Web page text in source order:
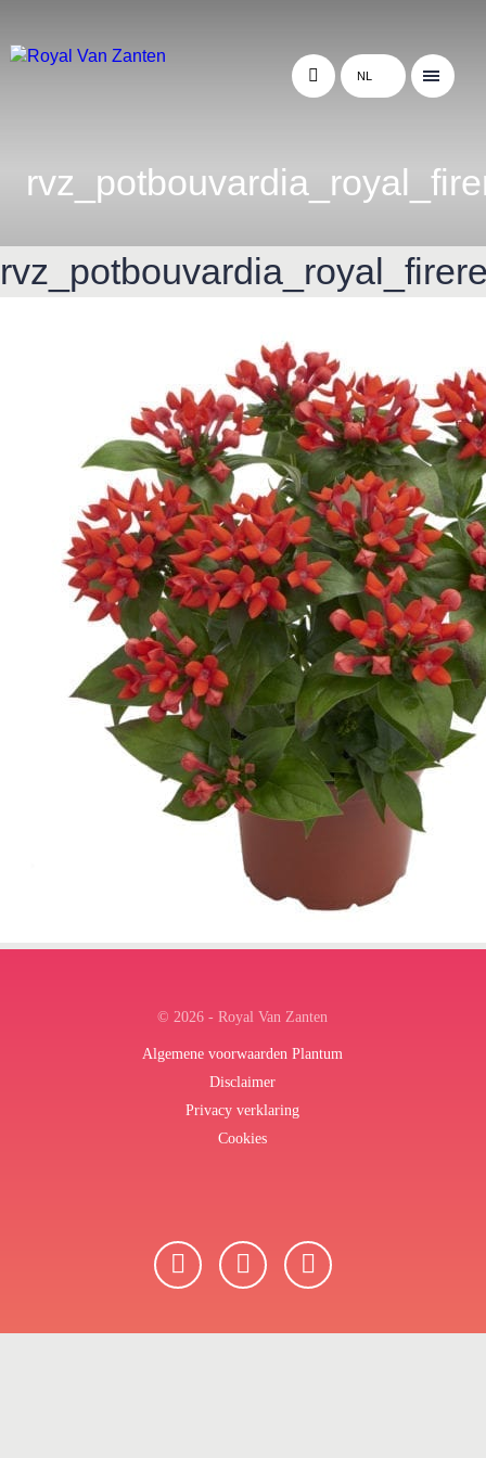
NL
© 2026 - Royal Van Zanten
Algemene voorwaarden Plantum
Disclaimer
Privacy verklaring
Cookies